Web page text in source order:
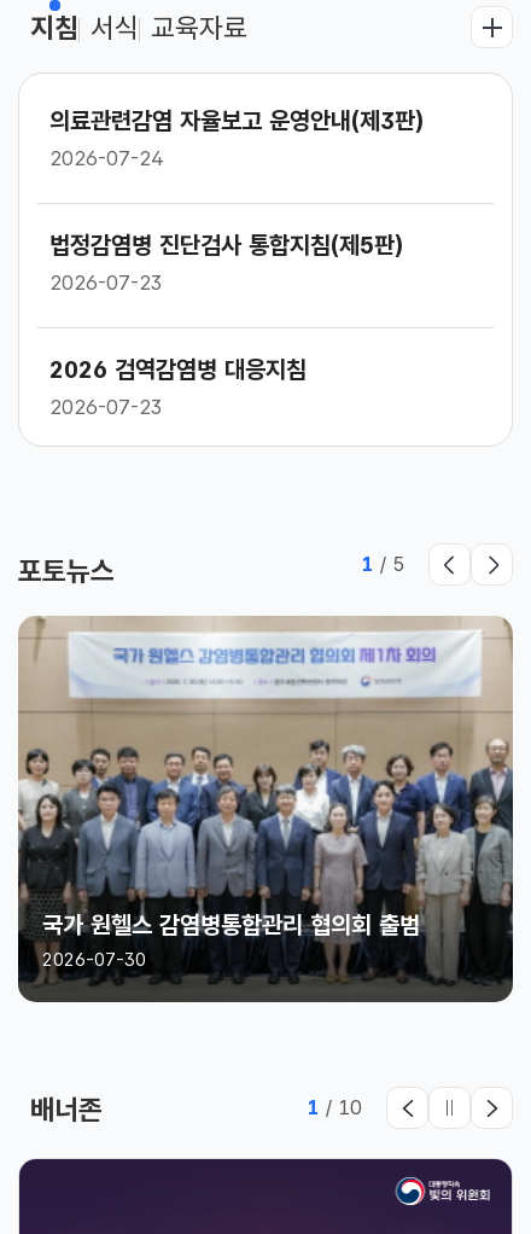
지침
의료관련감염 자율보고 운영안내(제3판)
2026-07-24
법정감염병 진단검사 통합지침(제5판)
2026-07-23
2026 검역감염병 대응지침
2026-07-23
서식 교육자료
포토뉴스
국가 원헬스 감염병통합관리 협의회 출범
2026-07-30
1 / 5
배너존 2 / 10